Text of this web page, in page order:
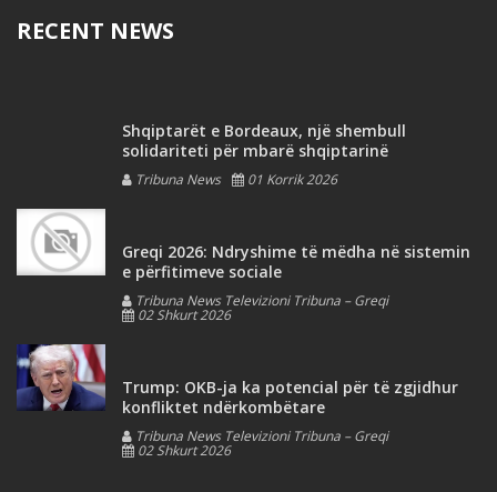
RECENT NEWS
Shqiptarët e Bordeaux, një shembull
solidariteti për mbarë shqiptarinë
Tribuna News 01 Korrik 2026
Greqi 2026: Ndryshime të mëdha në sistemin
e përfitimeve sociale
Tribuna News Televizioni Tribuna – Greqi
02 Shkurt 2026
Trump: OKB-ja ka potencial për të zgjidhur
konfliktet ndërkombëtare
Tribuna News Televizioni Tribuna – Greqi
02 Shkurt 2026